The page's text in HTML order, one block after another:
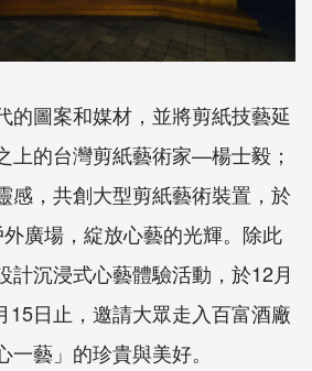
的圖案和媒材，並將剪紙技藝延
上的台灣剪紙藝術家—楊士毅；
感，共創大型剪紙藝術裝置，於
廣場，綻放心藝的光輝。除此
計沉浸式心藝體驗活動，於12月
15日止，邀請大眾走入百富酒廠
藝」的珍貴與美好。